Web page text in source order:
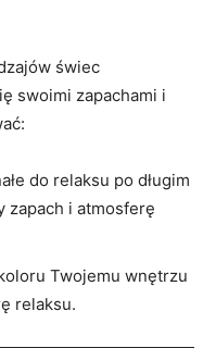
świec
swoimi‌ zapachami i
do relaksu po długim
zapach i atmosferę
Twojemu wnętrzu
relaksu.